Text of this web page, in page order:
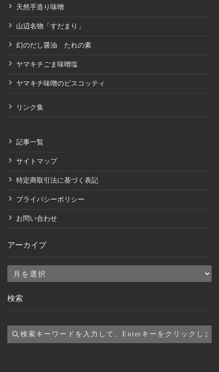
天然手造り味噌
山辺名物「すだまり」
幻のだし醤油 たれの素
ヤマキチごま味噌塩
ヤマキチ味噌のビスコッティ
リンク集
記事一覧
サイトマップ
特定商取引法に基づく表記
プライバシーポリシー
お問い合わせ
アーカイブ
ア
カ
ブ
検索